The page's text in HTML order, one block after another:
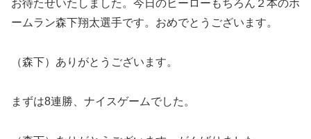
お待たせいたしました。今日のヒーローもちろん２本のホ
ームラン森下翔太選手です。おめでとうございます。
（森下）ありがとうございます。
まずは8連勝、ナイスゲームでした。